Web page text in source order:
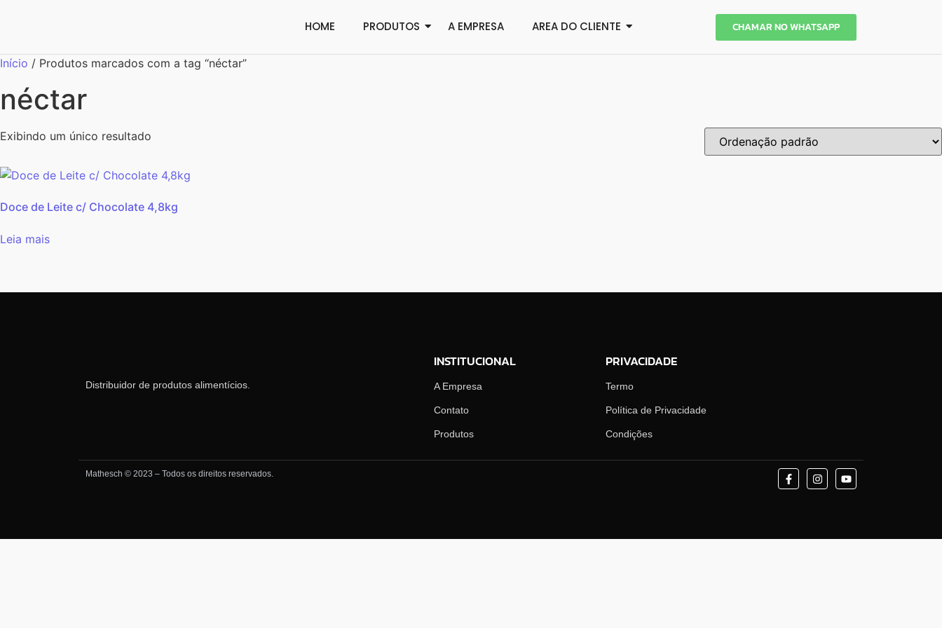
HOME PRODUTOS A EMPRESA AREA DO CLIENTE CHAMAR NO WHATSAPP
Início / Produtos marcados com a tag “néctar”
néctar
Exibindo um único resultado
Doce de Leite c/ Chocolate 4,8kg
Leia mais
Distribuidor de produtos alimentícios.
INSTITUCIONAL
A Empresa
Contato
Produtos
PRIVACIDADE
Termo
Política de Privacidade
Condições
Mathesch © 2023 – Todos os direitos reservados.